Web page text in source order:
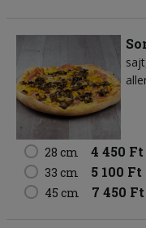
sajt
28 cm 4 450 Ft
33 cm 5 100 Ft
45 cm 7 450 Ft